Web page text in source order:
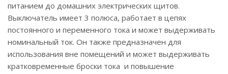
питанием до домашних электрических щитов.
Выключатель имеет 3 полюса, работает в цепях
постоянного и переменного тока и может выдерживать
номинальный ток. Он также предназначен для
использования вне помещений и может выдерживать
кратковременные броски тока и повышение